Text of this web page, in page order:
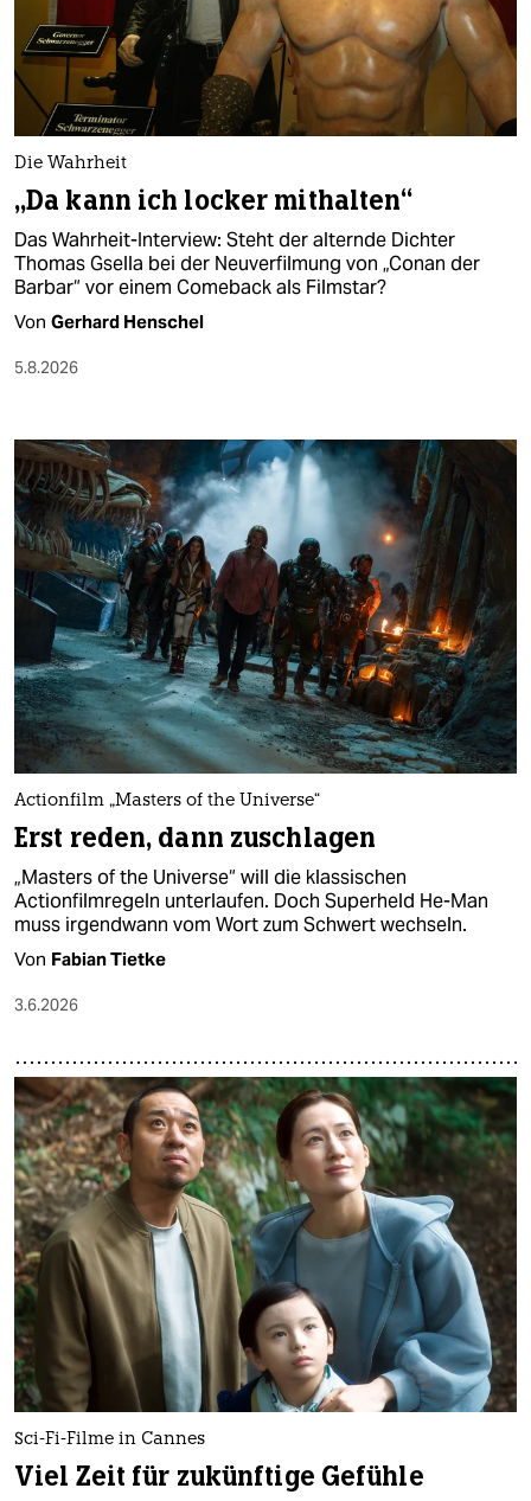
nord
wahrheit
verlag
verlag
veranstaltungen
shop
abo
genossenschaft
epaper login
Die Wahrheit
„Da kann ich locker mithalten“
Das Wahrheit-Interview: Steht der alternde Dichter
Thomas Gsella bei der Neuverfilmung von „Conan der
Barbar“ vor einem Comeback als Filmstar?
Von Gerhard Henschel
5.8.2026
Actionfilm „Masters of the Universe“
Erst reden, dann zuschlagen
„Masters of the Universe“ will die klassischen
Actionfilmregeln unterlaufen. Doch Superheld He-Man
muss irgendwann vom Wort zum Schwert wechseln.
Von Fabian Tietke
3.6.2026
Sci-Fi-Filme in Cannes
Viel Zeit für zukünftige Gefühle